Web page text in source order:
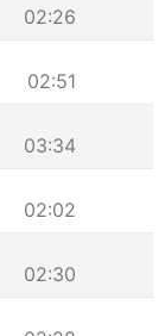
02:26
02:51
03:34
02:02
02:30